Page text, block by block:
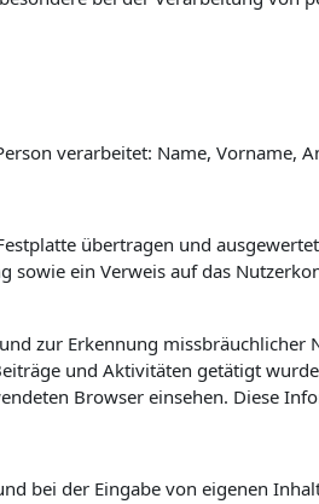
verarbeitet: Name, Vorname,
übertragen und
ein Verweis auf das
zur Erkennung
und Aktivitäten getätigt
Browser einsehen. Diese
bei der Eingabe von eigenen